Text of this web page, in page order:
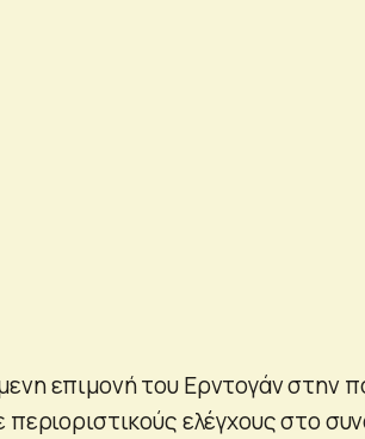
επιμονή του Ερντογάν στην
περιοριστικούς ελέγχους στο